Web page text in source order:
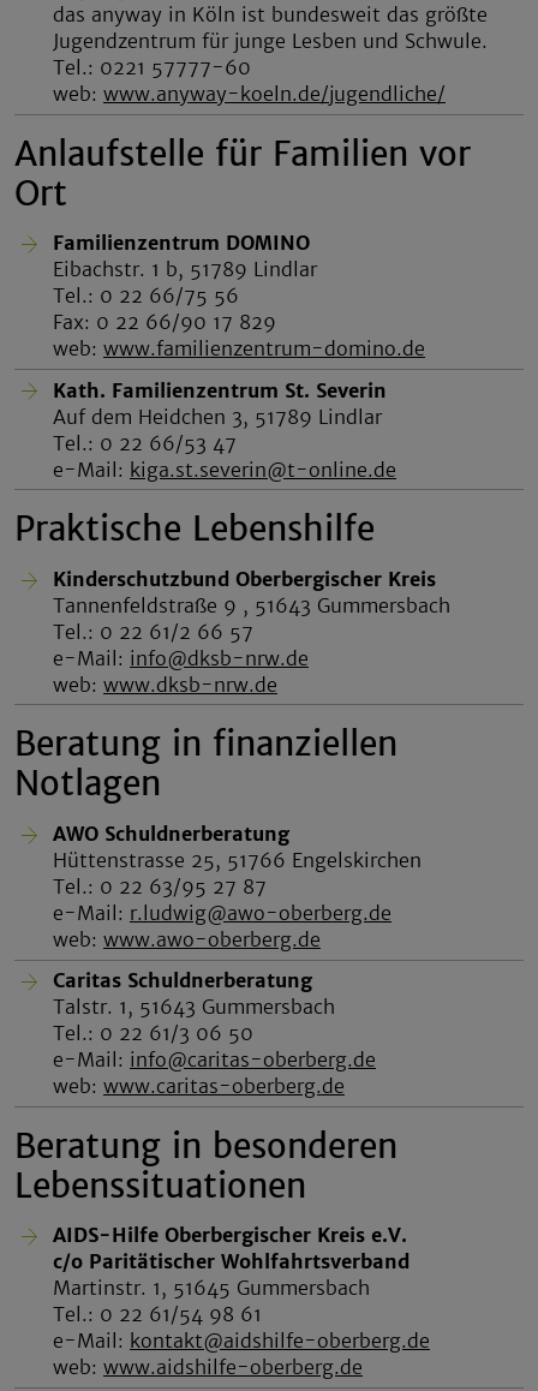
das anyway in Köln ist bundesweit das größte
Jugendzentrum für junge Lesben und Schwule.
Tel.: 0221 57777-60
web: www.anyway-koeln.de/jugendliche/
Anlaufstelle für Familien vor
Ort
Familienzentrum DOMINO
Eibachstr. 1 b, 51789 Lindlar
Tel.: 0 22 66/75 56
Fax: 0 22 66/90 17 829
web: www.familienzentrum-domino.de
Kath. Familienzentrum St. Severin
Auf dem Heidchen 3, 51789 Lindlar
Tel.: 0 22 66/53 47
e-Mail: kiga.st.severin@t-online.de
Praktische Lebenshilfe
Kinderschutzbund Oberbergischer Kreis
Tannenfeldstraße 9 , 51643 Gummersbach
Tel.: 0 22 61/2 66 57
e-Mail: info@dksb-nrw.de
web: www.dksb-nrw.de
Beratung in finanziellen
Notlagen
AWO Schuldnerberatung
Hüttenstrasse 25, 51766 Engelskirchen
Tel.: 0 22 63/95 27 87
e-Mail: r.ludwig@awo-oberberg.de
web: www.awo-oberberg.de
Caritas Schuldnerberatung
Talstr. 1, 51643 Gummersbach
Tel.: 0 22 61/3 06 50
e-Mail: info@caritas-oberberg.de
web: www.caritas-oberberg.de
Beratung in besonderen
Lebenssituationen
AIDS-Hilfe Oberbergischer Kreis e.V.
c/o Paritätischer Wohlfahrtsverband
Martinstr. 1, 51645 Gummersbach
Tel.: 0 22 61/54 98 61
e-Mail: kontakt@aidshilfe-oberberg.de
web: www.aidshilfe-oberberg.de